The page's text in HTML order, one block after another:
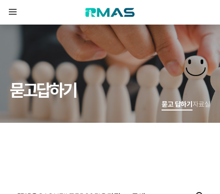
묻고답하기
묻고 답하기 자료실